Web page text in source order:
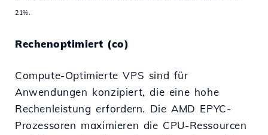
21%.
Rechenoptimiert (co)
Compute-Optimierte VPS sind für
Anwendungen konzipiert, die eine hohe
Rechenleistung erfordern. Die AMD EPYC-
Prozessoren maximieren die CPU-Ressourcen